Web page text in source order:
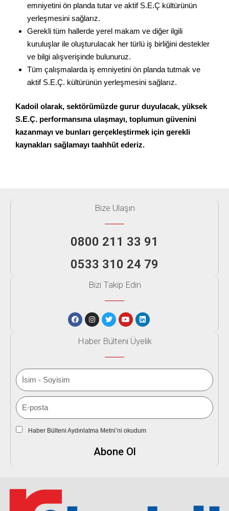
emniyetini ön planda tutar ve aktif S.E.Ç kültürünün
yerleşmesini sağlarız.
Gerekli tüm hallerde yerel makam ve diğer ilgili
kuruluşlar ile oluşturulacak her türlü iş birliğini destekler
ve bilgi alışverişinde bulunuruz.
Tüm çalışmalarda iş emniyetini ön planda tutmak ve
aktif S.E.Ç. kültürünün yerleşmesini sağlarız.
Kadoil olarak, sektörümüzde gurur duyulacak, yüksek
S.E.Ç. performansına ulaşmayı, toplumun güvenini
kazanmayı ve bunları gerçekleştirmek için gerekli
kaynakları sağlamayı taahhüt ederiz.
Bize Ulaşın
0800 211 33 91
0533 310 24 79
Bizi Takip Edin
Haber Bülteni Üyelik
Haber Bülteni Aydınlatma Metni’ni okudum
Abone Ol